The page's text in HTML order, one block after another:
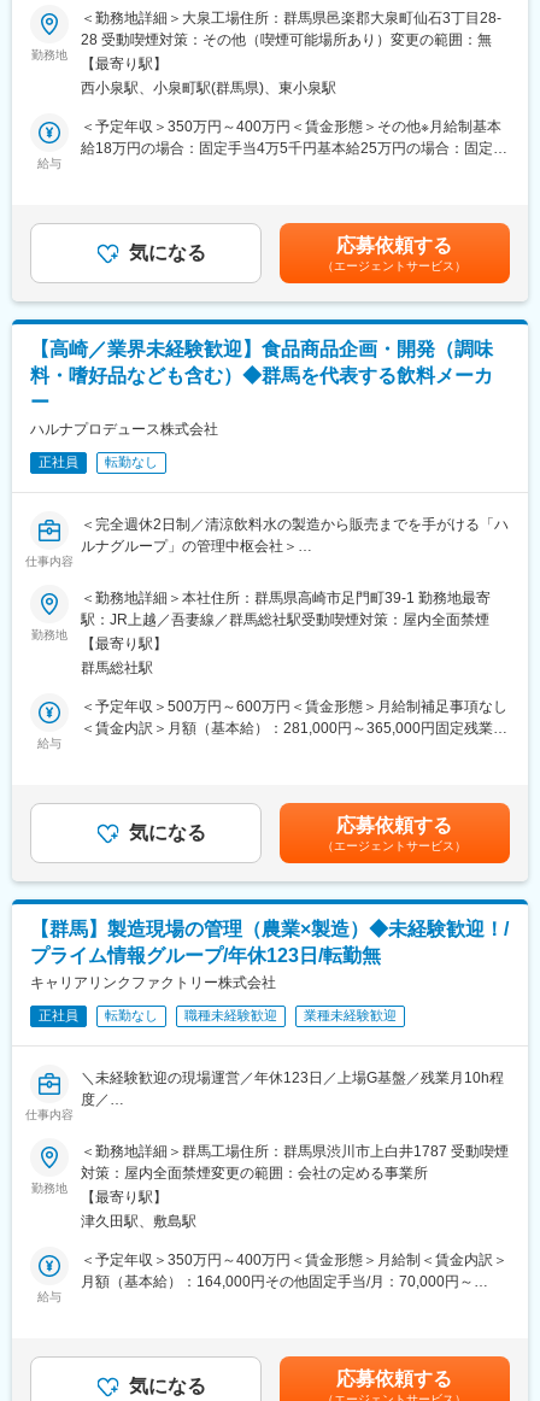
変更の範囲：会社の定める業務
増員による業務効率化で受注能力を高め、更なる売上拡大を目指
したいと考えております。
■業務内容：
当社にて工場管理・生産管理をお任せいたします。
■業務詳細：
指示出し
・デスクワーク全般（書類作成、データ入力、メールのやりとり
■製品について：
ロボット塗装が難しいオーダーメイドの製品です。受注状況によ
品等がございます。サイズは1トン近いものから数百グラムのもの
です。
未経験の方も安心して働けるよう、社長が直接育成します。長年
の熟練技術を学べる環境です。
■組織構成：
大泉工場勤務に勤務いただきます。
現在、50代のスタッフ1名、22歳～36歳代の外国人スタッフ3名が
活躍中です。
■特徴・魅力：
◎ロボット塗装が難しい複雑な構造の製品を手作業で仕上げま
◎現在活躍しているスタッフの多くは未経験からのスタートで、
前職は農業や溶接工など多様です。風通しの良い職場環境です。
■就業環境：
・ロッカーや昼食スペースがございます。また、冷暖房も完備し
ています。
※冷暖房は作業内容次第では使用制限あり
・マイカー通勤が可能で駐車場もございます。
変更の範囲：会社の定める業務
勤務地
＜勤務地詳細＞大泉工場住所：群馬県邑楽郡大泉町仙石3丁目28-
28 受動喫煙対策：その他（喫煙可能場所あり）変更の範囲：無
【最寄り駅】
西小泉駅、小泉町駅(群馬県)、東小泉駅
給与
＜予定年収＞350万円～400万円＜賃金形態＞その他※月給制基本
給18万円の場合：固定手当4万5千円基本給25万円の場合：固定手
賞与は、入社時期によって金額が変わります。賃金はあくまでも
目安の金額であり、選考を通じて上下する可能性があります。月
給(月額)は固定手当を含めた表記です。
気になる 応募依頼する
（エージェントサービス）
【高崎／業界未経験歓迎】食品商品企画・開発（調味
料・嗜好品なども含む）◆群馬を代表する飲料メーカ
ー
ハルナプロデュース株式会社
正社員 転勤なし
仕事内容
＜完全週休2日制／清涼飲料水の製造から販売までを手がける「ハ
ルナグループ」の管理中枢会社＞
■役割・業務内容：
【イノベーションを推進する専門職】
管理職というよりは、専門性を活かして新しい価値を創造するプ
レイヤーとしての役割が期待されます。
消費者ニーズをとらえてマーケティング視点での商品企画・開発
が中心となります。
があるため、出張が多く見込まれます。
◇拠点に縛られず柔軟に動けることが求められます。なお、テレ
ワークではなく出社や移動が基本となります。
（1）積極的な人財投資
当社では働く従業員を大切にしております。年間休日も116日か
ら122日へと変更され、また給与についてもベースアップを進め
ています。昨年の賞与実績は平均約6.04ヶ月分となっており積極
的な人財投資を行なっております。
（2）海外展開も行う事業の安定性
当社は日本のみならず海外にも事業を展開しております。現在は
ASEAN市場に対してビジネス拡大に取り組んでおります。
■当社について：
プ」の管理中枢会社です。ハルナグループでは、ナショナルブラ
ンド、プライベートブランドから自社ブランドまでを取り扱って
います。
勤務地
＜勤務地詳細＞本社住所：群馬県高崎市足門町39-1 勤務地最寄
駅：JR上越／吾妻線／群馬総社駅受動喫煙対策：屋内全面禁煙
【最寄り駅】
群馬総社駅
給与
＜予定年収＞500万円～600万円＜賃金形態＞月給制補足事項なし
＜賃金内訳＞月額（基本給）：281,000円～365,000円固定残業手
1回（7月）■賞与：年2回（6月・12月）約6.04か月分(前年度実
績)賃金はあくまでも目安の金額であり、選考を通じて上下する可
能性があります。月給(月額)は固定手当を含めた表記です。
気になる 応募依頼する
（エージェントサービス）
【群馬】製造現場の管理（農業×製造）◆未経験歓迎！/
プライム情報グループ/年休123日/転勤無
キャリアリンクファクトリー株式会社
正社員 転勤なし 職種未経験歓迎 業種未経験歓迎
仕事内容
＼未経験歓迎の現場運営／年休123日／上場G基盤／残業月10h程
度／
■どんな会社？
キャリアリンクファクトリー株式会社は、東証プライム上場グル
ープであるキャリアリンク株式会社から分社化して生まれた製造
系人材サービス企業です。食品加工や製造分野に特化し、企業の
人材不足解決と現場運営を一体で支援するのが特徴です。
現場に社員が常駐する「請負型」の運営に強みを持ち、生産性・
品質・安全の改善を継続的に行う体制を構築。稼働率95％以上・
■仕事内容
勤務地
＜勤務地詳細＞群馬工場住所：群馬県渋川市上白井1787 受動喫煙
対策：屋内全面禁煙変更の範囲：会社の定める事業所
【最寄り駅】
津久田駅、敷島駅
給与
＜予定年収＞350万円～400万円＜賃金形態＞月給制＜賃金内訳＞
月額（基本給）：164,000円その他固定手当/月：70,000円～
与：年2回（昨年度実績あり）賃金はあくまでも目安の金額であ
り、選考を通じて上下する可能性があります。月給(月額)は固定手
気になる 応募依頼する